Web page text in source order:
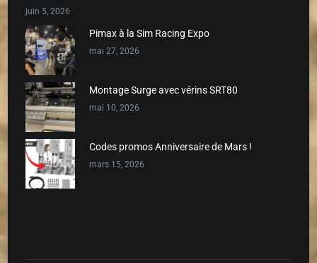
juin 5, 2026
Pimax à la Sim Racing Expo
mai 27, 2026
Montage Surge avec vérins SRT80
mai 10, 2026
Codes promos Anniversaire de Mars !
mars 15, 2026